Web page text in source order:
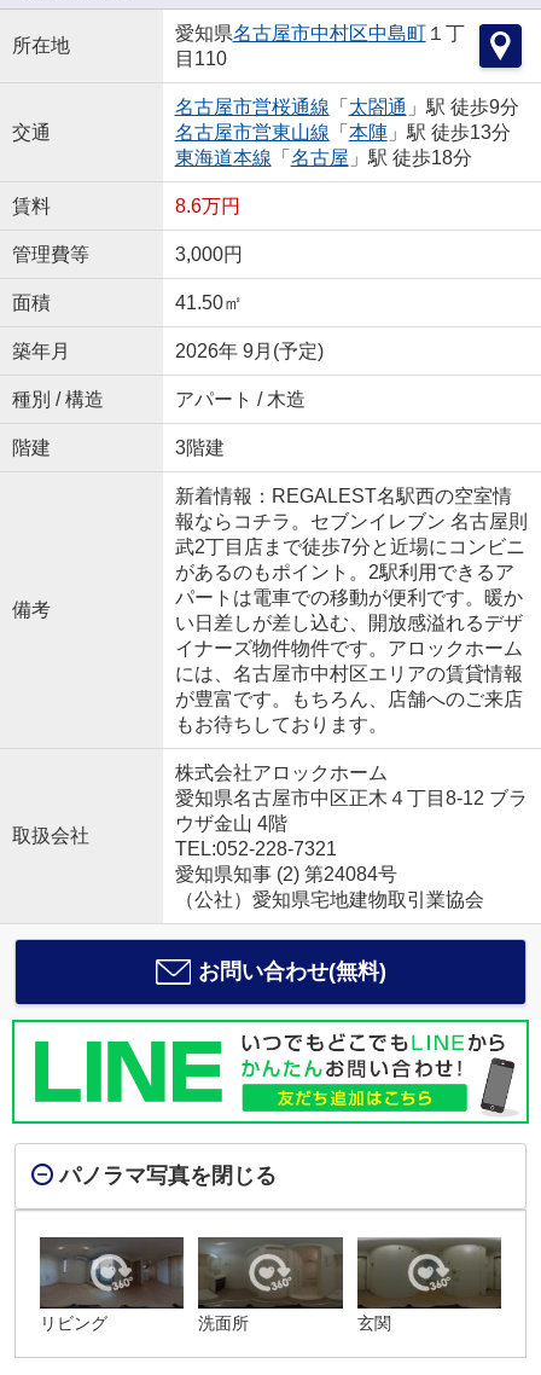
所在地
愛知県名古屋市中村区中島町１丁
目110
交通
名古屋市営桜通線 「 太閤通 」駅 徒歩9分
名古屋市営東山線 「 本陣」駅 徒歩13分
東海道本線 「 名古屋 」駅 徒歩18分
賃料 8.6万円
管理費等 3,000円
面積 41.50㎡
築年月 2026年 9月(予定)
種別 / 構造 アパート / 木造
階建 3階建
備考
新着情報：REGALEST名駅西の空室情
報ならコチラ。セブンイレブン 名古屋則
武2丁目店まで徒歩7分と近場にコンビニ
があるのもポイント。2駅利用できるア
パートは電車での移動が便利です。暖か
い日差しが差し込む、開放感溢れるデザ
イナーズ物件物件です。アロックホーム
には、名古屋市中村区エリアの賃貸情報
が豊富です。もちろん、店舗へのご来店
もお待ちしております。
取扱会社
株式会社アロックホーム
愛知県名古屋市中区正木４丁目8-12 ブラ
ウザ金山 4階
TEL:052-228-7321
愛知県知事 (2) 第24084号
（公社）愛知県宅地建物取引業協会
お問い合わせ(無料)
パノラマ写真を閉じる
リビング 洗面所 玄関